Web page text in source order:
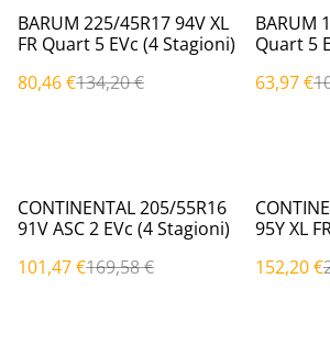
%
BARUM 225/45R17 94V XL
FR Quart 5 EVc (4 Stagioni)
80,46 €134,20 €
%
BARUM
Quart 5
63,97 €
%
CONTINENTAL 205/55R16
91V ASC 2 EVc (4 Stagioni)
101,47 €169,58 €
%
95Y XL
152,20 €